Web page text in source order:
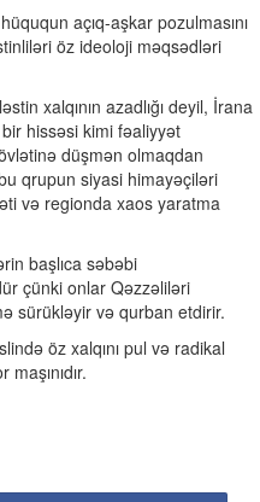
açıq-aşkar pozulmasını
öz ideoloji məqsədləri
xalqının azadlığı deyil, İrana
hissəsi kimi fəaliyyət
düşmən olmaqdan
qrupun siyasi himayəçiləri
və regionda xaos yaratma
başlıca səbəbi
çünki onlar Qəzzəliləri
sürükləyir və qurban etdirir.
öz xalqını pul və radikal